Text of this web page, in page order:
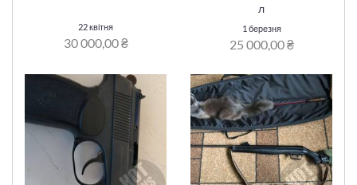
22 квітня
30 000,00 ₴
л
1 березня
25 000,00 ₴